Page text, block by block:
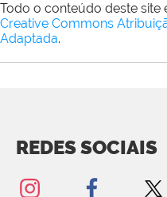
Todo o conteúdo deste site
Creative Commons
Adaptada.
REDES SOCIAIS